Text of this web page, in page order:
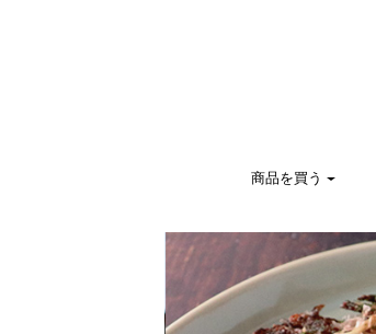
商品を買う